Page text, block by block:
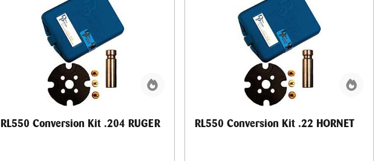
RL550 Conversion Kit .204 RUGER RL550 Conversion Kit .22 HORNET